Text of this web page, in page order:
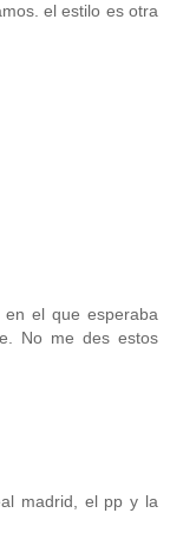
el estilo es otra
en el que esperaba
No me des estos
madrid, el pp y la